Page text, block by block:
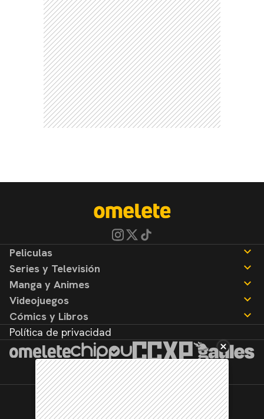
Peliculas
Noticias
Reseñas
Series y Televisión
Noticias
Reseñas
Manga y Animes
Noticias
Reseñas
Videojuegos
Noticias
Reseñas
Cómics y Libros
Noticias
Reseñas
Política de privacidad
©2026. Todos los derechos reservados.